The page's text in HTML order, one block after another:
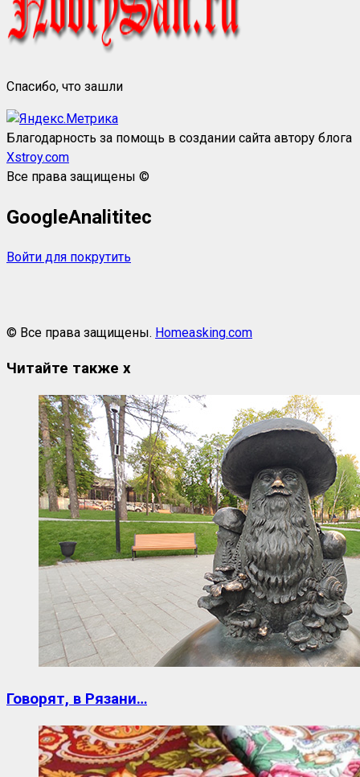
Спасибо, что зашли
Благодарность за помощь в создании сайта автору блога
Xstroy.com
Все права защищены ©
GoogleAnalititec
Войти для покрутить
© Все права защищены. Homeasking.com
Читайте также x
Говорят, в Рязани…